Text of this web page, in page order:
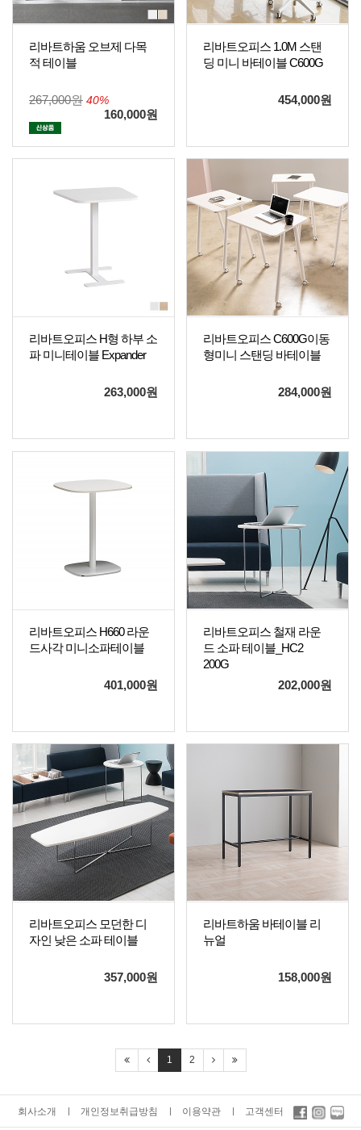
리바트하움 오브제 다목
적 테이블
267,000원 40%
160,000원
리바트오피스 1.0M 스탠
딩 미니 바테이블 C600G
454,000원
리바트오피스 H형 하부 소
파 미니테이블 Expander
263,000원
리바트오피스 C600G이동
형미니 스탠딩 바테이블
284,000원
리바트오피스 H660 라운
드사각 미니소파테이블
401,000원
리바트오피스 철재 라운
드 소파 테이블_HC2
200G
202,000원
리바트오피스 모던한 디
자인 낮은 소파 테이블
357,000원
리바트하움 바테이블 리
뉴얼
158,000원
1 2
회사소개 개인정보취급방침 이용약관 고객센터